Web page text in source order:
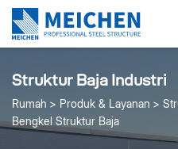
Struktur Baja Industri
Rumah Produk & Layanan
Bengkel Struktur Baja